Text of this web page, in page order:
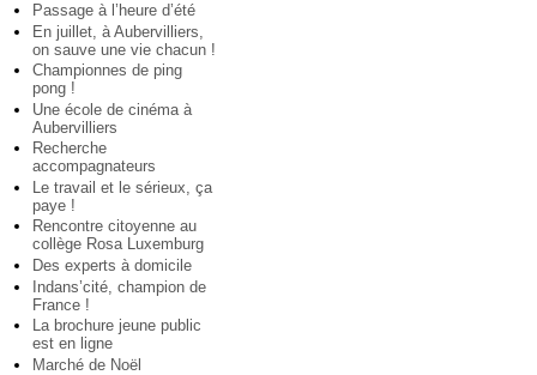
Passage à l’heure d’été
En juillet, à Aubervilliers,
on sauve une vie chacun !
Championnes de ping
pong !
Une école de cinéma à
Aubervilliers
Recherche
accompagnateurs
Le travail et le sérieux, ça
paye !
Rencontre citoyenne au
collège Rosa Luxemburg
Des experts à domicile
Indans’cité, champion de
France !
La brochure jeune public
est en ligne
Marché de Noël